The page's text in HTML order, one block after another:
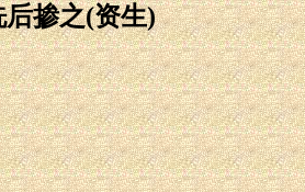
掺之(资生)